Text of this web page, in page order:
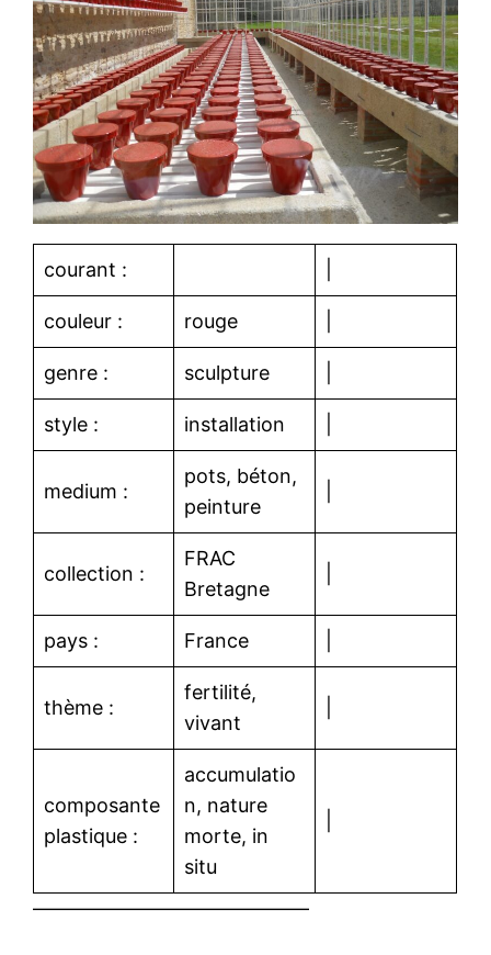
courant :
couleur : rouge
genre : sculpture
style : installation
medium :
pots, béton,
peinture
collection :
FRAC
Bretagne
pays : France
thème :
fertilité,
vivant
composante
plastique :
accumulatio
n, nature
morte, in
situ
——————————————